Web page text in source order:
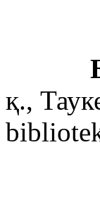
қ.,